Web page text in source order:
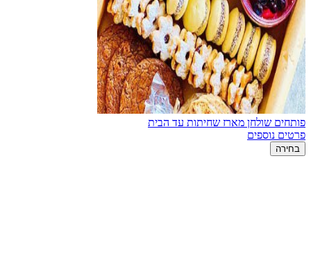
פותחים שולחן מארז שחיתות עד הבית
פרטים נוספים
בחירה